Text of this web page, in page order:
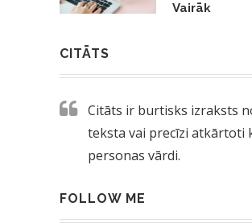
Vairāk
CITĀTS
Citāts ir burtisks izraksts
teksta vai precīzi atkārtoti
personas vārdi.
FOLLOW ME